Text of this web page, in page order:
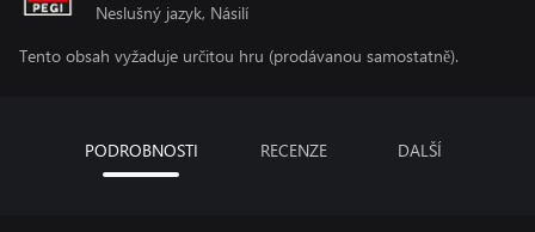
Neslušný jazyk, Násilí
Tento obsah vyžaduje určitou hru (prodávanou samostatně).
PODROBNOSTI RECENZE DALŠÍ